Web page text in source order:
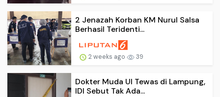
2 Jenazah Korban KM Nurul Salsa
Berhasil Teridenti...
2 weeks ago 39
Dokter Muda UI Tewas di Lampung,
IDI Sebut Tak Ada...